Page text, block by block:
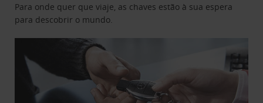
Para onde quer que viaje, as chaves estão à sua espera
para descobrir o mundo.